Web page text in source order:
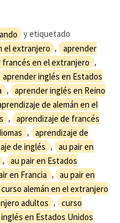
y etiquetado
el extranjero ,
aprender
francés en el extranjero ,
aprender inglés en Estados
, aprender inglés en Reino
de alemán en el
, aprendizaje de francés
, aprendizaje de
de inglés , au pair en
, au pair en Estados
en Francia , au pair en
curso alemán en el extranjero
adultos , curso
en Estados Unidos